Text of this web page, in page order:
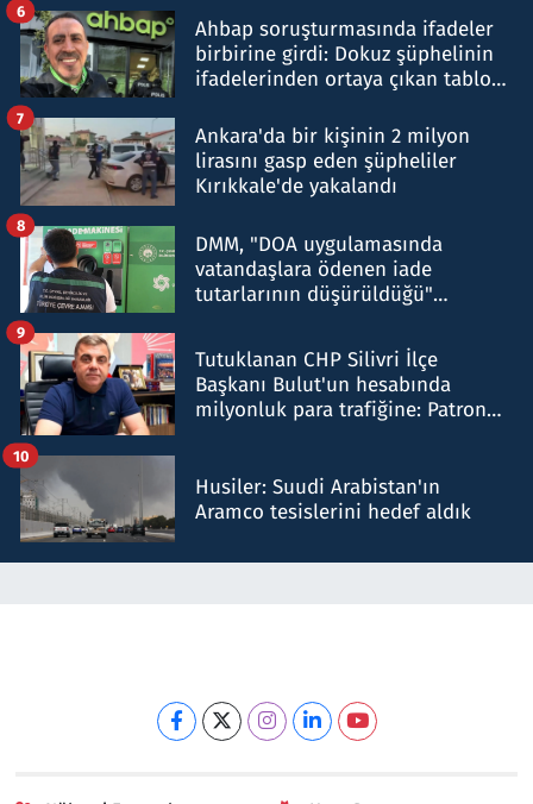
Ahbap soruşturmasında ifadeler
birbirine girdi: Dokuz şüphelinin
ifadelerinden ortaya çıkan tablo
6
Ankara'da bir kişinin 2 milyon
lirasını gasp eden şüpheliler
Kırıkkale'de yakalandı
7
DMM, "DOA uygulamasında
vatandaşlara ödenen iade
tutarlarının düşürüldüğü"
8
Tutuklanan CHP Silivri İlçe
Başkanı Bulut'un hesabında
milyonluk para trafiğine: Patron
9
Husiler: Suudi Arabistan'ın
Aramco tesislerini hedef aldık
10